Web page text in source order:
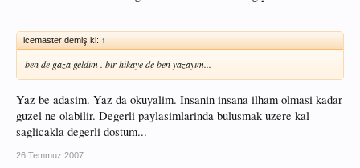
icemaster demiş ki: ↑
ben de gaza geldim . bir hikaye de ben yazayım...
Yaz be adasim. Yaz da okuyalim. Insanin insana ilham olmasi kadar
guzel ne olabilir. Degerli paylasimlarinda bulusmak uzere kal
saglicakla degerli dostum...
26 Temmuz 2007